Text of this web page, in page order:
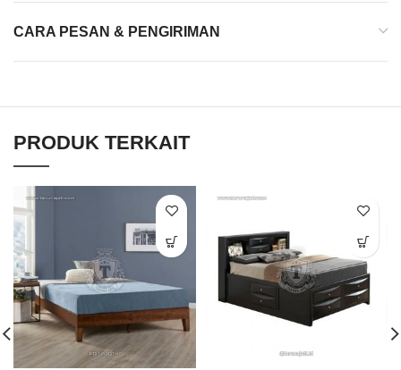
CARA PESAN & PENGIRIMAN
PRODUK TERKAIT